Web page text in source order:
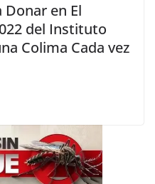
en El
del Instituto
Colima Cada vez